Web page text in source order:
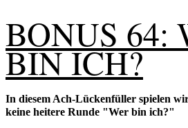
BONUS 64:
BIN ICH?
In diesem Ach-Lückenfüller spielen
keine heitere Runde "Wer bin ich?"